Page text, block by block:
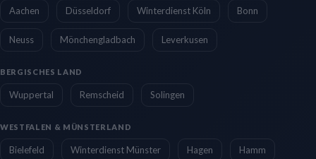
Aachen Düsseldorf Winterdienst Köln Bonn
Neuss Mönchengladbach Leverkusen
BERGISCHES LAND
Wuppertal Remscheid Solingen
WESTFALEN & MÜNSTERLAND
Bielefeld Winterdienst Münster Hagen Hamm